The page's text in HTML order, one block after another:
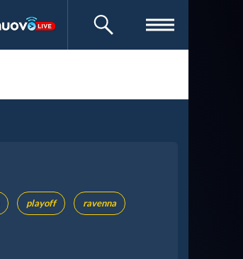
CERCA
playoff ravenna